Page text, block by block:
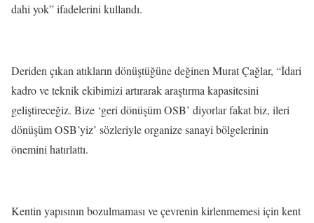
dahi yok” ifadelerini kullandı.
Deriden çıkan atıkların dönüştüğüne değinen Murat Çağlar, “İdari
kadro ve teknik ekibimizi artırarak araştırma kapasitesini
geliştireceğiz. Bize ‘geri dönüşüm OSB’ diyorlar fakat biz, ileri
dönüşüm OSB’yiz’ sözleriyle organize sanayi bölgelerinin
önemini hatırlattı.
Kentin yapısının bozulmaması ve çevrenin kirlenmemesi için kent